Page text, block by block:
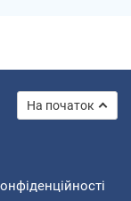
На початок